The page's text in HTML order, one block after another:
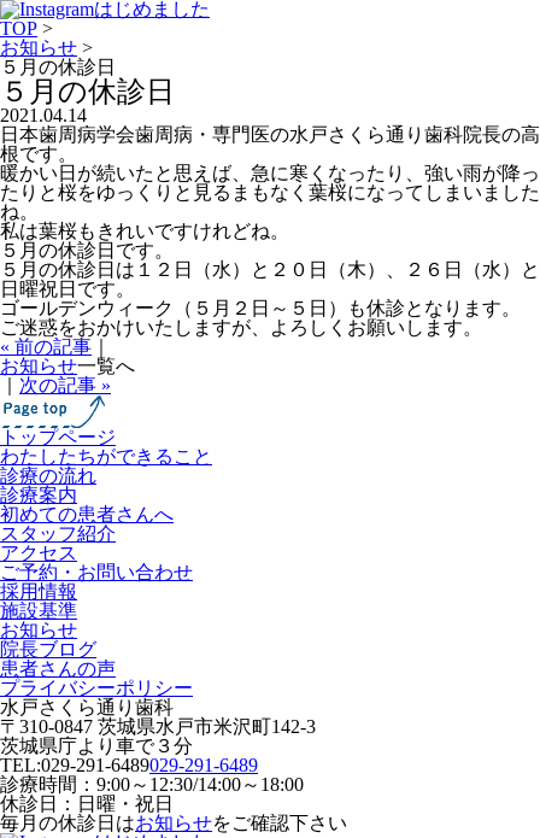
TOP >
お知らせ >
５月の休診日
５月の休診日
2021.04.14
日本歯周病学会歯周病・専門医の水戸さくら通り歯科院長の高
根です。
暖かい日が続いたと思えば、急に寒くなったり、強い雨が降っ
たりと桜をゆっくりと見るまもなく葉桜になってしまいました
ね。
私は葉桜もきれいですけれどね。
５月の休診日です。
５月の休診日は１２日（水）と２０日（木）、２６日（水）と
日曜祝日です。
ゴールデンウィーク（５月２日～５日）も休診となります。
ご迷惑をおかけいたしますが、よろしくお願いします。
« 前の記事
お知らせ一覧へ
次の記事 »
トップページ
わたしたちができること
診療の流れ
診療案内
初めての患者さんへ
スタッフ紹介
アクセス
ご予約・お問い合わせ
採用情報
施設基準
お知らせ
院長ブログ
患者さんの声
プライバシーポリシー
水戸さくら通り歯科
〒310-0847 茨城県水戸市米沢町142-3
茨城県庁より車で３分
TEL:029-291-6489029-291-6489
診療時間：9:00～12:30/14:00～18:00
休診日：日曜・祝日
毎月の休診日はお知らせをご確認下さい